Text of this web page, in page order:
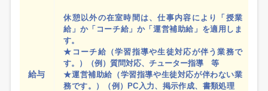
給与
休憩以外の在室時間は、仕事内容により「授業
給」か「コーチ給」か「運営補助給」を適用しま
す。
★コーチ給（学習指導や生徒対応が伴う業務で
す。）（例）質問対応、チューター指導 等
★運営補助給（学習指導や生徒対応が伴わない業
務です。）（例）PC入力、掲示作成、書類処理